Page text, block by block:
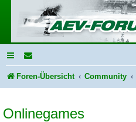
Foren-Übersicht Community
Onlinegames